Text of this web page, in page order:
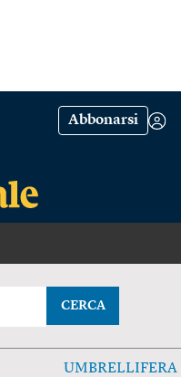
Abbonarsi
CERCA
UMBRELLIFERA